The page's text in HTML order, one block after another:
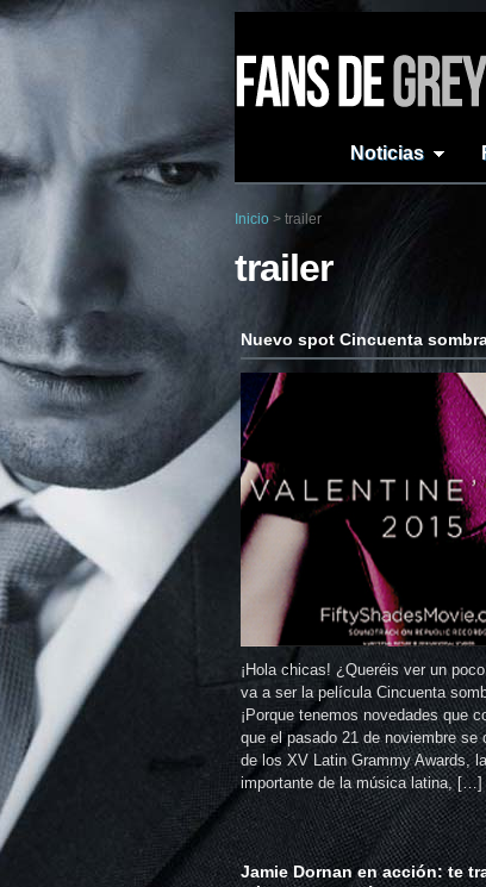
Noticias
Inicio > trailer
trailer
Nuevo spot Cincuenta
¡Hola chicas! ¿Queréis ver un
va a ser la película Cincuenta
¡Porque tenemos novedades que
que el pasado 21 de noviembre se
de los XV Latin Grammy Awards,
importante de la música latina, […]
Jamie Dornan en acción: te